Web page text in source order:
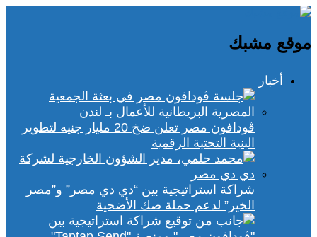
موقع مشبك
أخبار
ڤودافون مصر تعلن ضخ 20 مليار جنيه لتطوير
البنية التحتية الرقمية
شراكة استراتيجية بين “دي دي مصر” و”مصر
الخير” لدعم حملة صك الأضحية